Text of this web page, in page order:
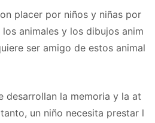
placer por niños y niñas por
animales y los dibujos anim
ser amigo de estos animal
desarrollan la memoria y la at
un niño necesita prestar l